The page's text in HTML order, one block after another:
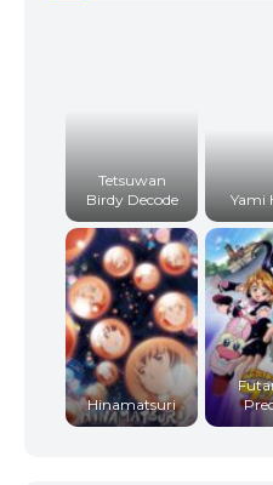
Tetsuwan
Birdy Decode
Yami
Hinamatsuri